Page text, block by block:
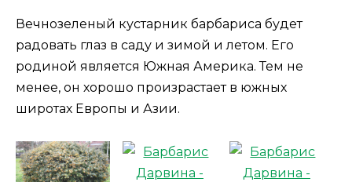
Вечнозеленый кустарник барбариса будет
радовать глаз в саду и зимой и летом. Его
родиной является Южная Америка. Тем не
менее, он хорошо произрастает в южных
широтах Европы и Азии.